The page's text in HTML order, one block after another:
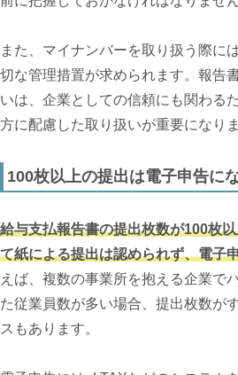
また、マイナンバーを取り扱う際に
切な管理措置が求められます。報告
いは、企業としての信頼にも関わる
方に配慮した取り扱いが重要になりま
100枚以上の提出は電子申告に
給与支払報告書の提出枚数が100枚
て紙による提出は認められず、電子
えば、複数の事業所を抱える企業で
た従業員数が多い場合、提出枚数が
スもあります。